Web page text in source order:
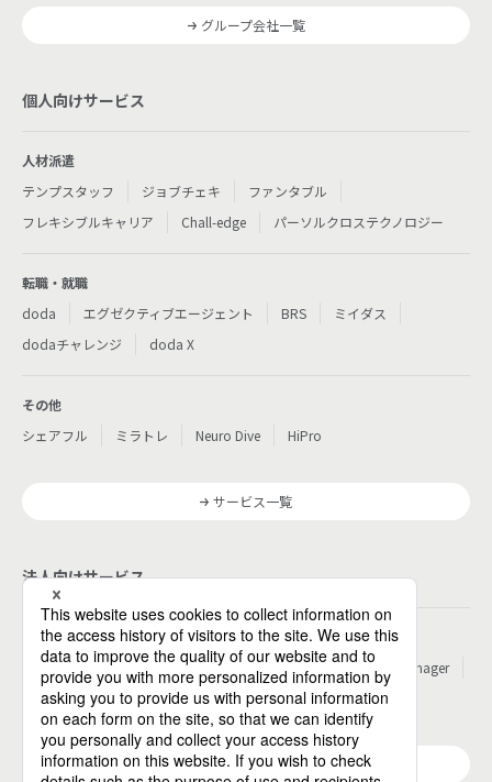
グループ会社一覧
個人向けサービス
人材派遣
テンプスタッフ
ジョブチェキ
ファンタブル
フレキシブルキャリア
Chall-edge パーソルクロステクノロジー
転職・就職
doda
エグゼクティブエージェント BRS
ミイダス
dodaチャレンジ
doda X
その他
シェアフル
ミラトレ Neuro Dive HiPro
サービス一覧
法人向けサービス
その他
パーソルのRPA
ワークスイッチコンサルティング
HITO-Manager
MITERAS
ポスタス Reskilling Camp StepBase
サービス一覧